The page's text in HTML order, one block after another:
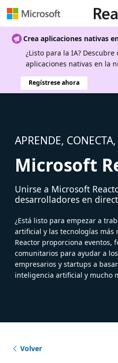
Crea aplicaciones nativas
¿Listo para la IA?
aplicaciones nativas en la
Regístrese ahora
APRENDE, CONECTA,
Microsoft
Unirse a Microsoft
desarrolladores en
¿Está listo para empezar a
artificial y las tecnologías más
Reactor proporciona eventos,
comunitarios para ayudar a
empresarios y startups a
inteligencia artificial y mucho
Volver